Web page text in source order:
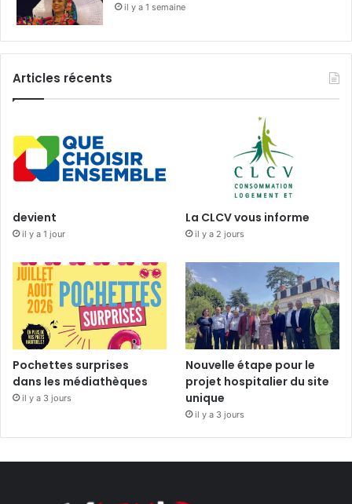
il y a 1 semaine
Articles récents
devient
il y a 1 jour
La CLCV vous informe
il y a 2 jours
Pochettes surprises
dans les médiathèques
il y a 3 jours
Nouvelle étape pour le
projet hospitalier du site
unique
il y a 3 jours